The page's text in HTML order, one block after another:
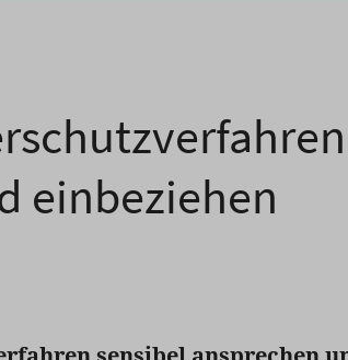
einbeziehen